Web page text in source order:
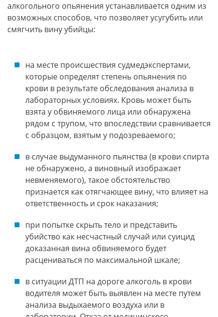
алкогольного опьянения устанавливается одним из
возможных способов, что позволяет усугубить или
смягчить вину убийцы:
на месте происшествия судмедэкспертами,
которые определят степень опьянения по
крови в результате обследования анализа в
лабораторных условиях. Кровь может быть
взята у обвиняемого лица или обнаружена
рядом с трупом, что впоследствии сравнивается
с образцом, взятым у подозреваемого;
в случае выдуманного пьянства (в крови спирта
не обнаружено, а виновный изображает
невменяемого), такое обстоятельство
признается как отягчающее вину, что влияет на
ответственность и срок наказания;
при попытке скрыть тело и представить
убийство как несчастный случай или суицид
доказанная вина обвиняемого будет
расцениваться по максимальной шкале;
в ситуации ДТП на дороге алкоголь в крови
водителя может быть выявлен на месте путем
анализа выдыхаемого воздуха или в